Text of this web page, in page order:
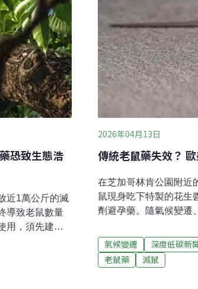
恐致生態浩
近1萬公斤的滅
導致老鼠數量
用，須先建立
病毒後死亡，3
北市議員林
2026年04月13日
傳統老鼠藥失效？
在芝加哥林肯公園附近
鼠現身吃下特製的花生
劑避孕藥。隨氣候變遷
法控制老鼠數量，避孕
至少帶有50種已知的人
一。台灣過去數年來確
氣候變遷 深度低碳新
老鼠藥
滅鼠